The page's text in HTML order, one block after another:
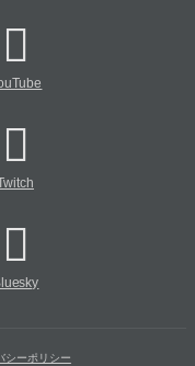
シーポリシー